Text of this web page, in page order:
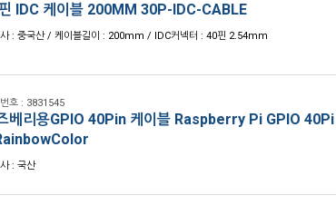
IDC 케이블 200MM 30P-IDC-CABLE
: 중국산 / 케이블길이 : 200mm / IDC커넥터 : 40핀 2.54mm
호 : 3831545
베리용GPIO 40Pin 케이블 Raspberry Pi GPIO 40Pi
: 국산